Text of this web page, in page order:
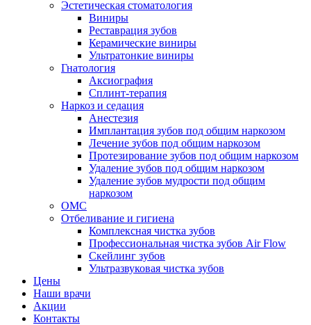
Эстетическая стоматология
Виниры
Реставрация зубов
Керамические виниры
Ультратонкие виниры
Гнатология
Аксиография
Сплинт-терапия
Наркоз и седация
Анестезия
Имплантация зубов под общим наркозом
Лечение зубов под общим наркозом
Протезирование зубов под общим наркозом
Удаление зубов под общим наркозом
Удаление зубов мудрости под общим
наркозом
ОМС
Отбеливание и гигиена
Комплексная чистка зубов
Профессиональная чистка зубов Air Flow
Скейлинг зубов
Ультразвуковая чистка зубов
Цены
Наши врачи
Акции
Контакты